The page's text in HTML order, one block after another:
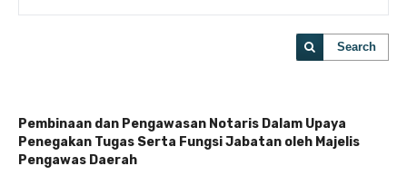
Search
Pembinaan dan Pengawasan Notaris Dalam Upaya
Penegakan Tugas Serta Fungsi Jabatan oleh Majelis
Pengawas Daerah